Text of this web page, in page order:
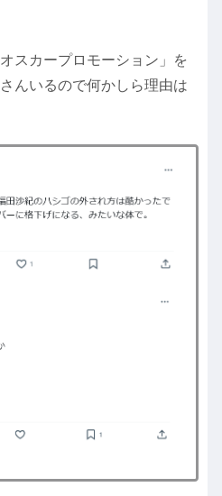
スカープロモーション」を
んいるので何かしら理由は